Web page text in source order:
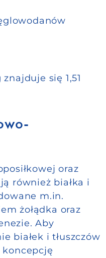
się 1,51
oraz
również białka i
m.in.
żołądka oraz
Aby
białek i tłuszczów
koncepcję